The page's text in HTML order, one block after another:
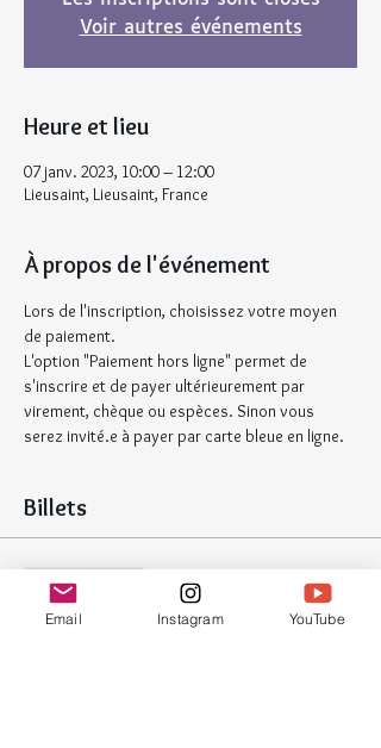
Voir autres événements
Heure et lieu
07 janv. 2023, 10:00 – 12:00
Lieusaint, Lieusaint, France
À propos de l'événement
Lors de l'inscription, choisissez votre moyen
de paiement.
L'option "Paiement hors ligne" permet de
s'inscrire et de payer ultérieurement par
virement, chèque ou espèces. Sinon vous
serez invité.e à payer par carte bleue en ligne.
Billets
Vente expirée
Type de billet
Email Instagram YouTube